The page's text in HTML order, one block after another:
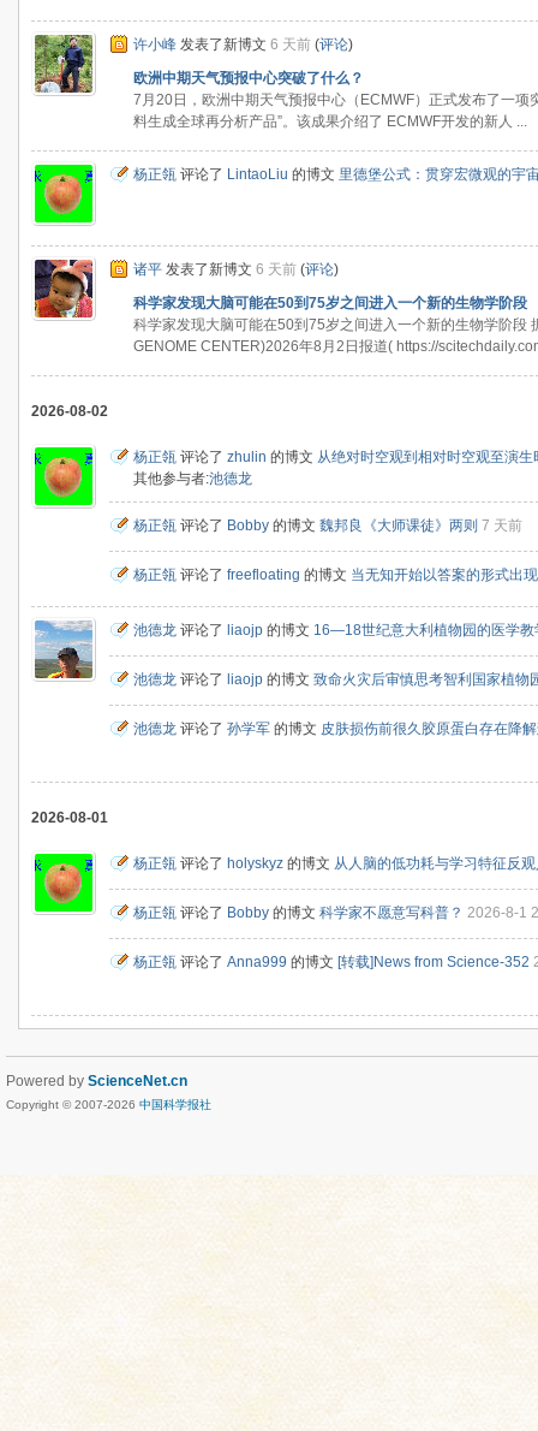
许小峰 发表了新博文 6 天前 (评论)
欧洲中期天气预报中心突破了什么？
7月20日，欧洲中期天气预报中心（ECMWF）正式发布了一
料生成全球再分析产品”。该成果介绍了 ECMWF开发的新人 ...
杨正瓴 评论了 LintaoLiu 的博文 里德堡公式：贯穿宏微观的宇
诸平 发表了新博文 6 天前 (评论)
科学家发现大脑可能在50到75岁之间进入一个新的生物学阶段
科学家发现大脑可能在50到75岁之间进入一个新的生物学阶段
GENOME CENTER)2026年8月2日报道( https://
2026-08-02
杨正瓴 评论了 zhulin 的博文 从绝对时空观到相对时空观至演生
其他参与者:池德龙
杨正瓴 评论了 Bobby 的博文 魏邦良《大师课徒》两则 7 天前
杨正瓴 评论了 freefloating 的博文 当无知开始以答案的形式出
池德龙 评论了 liaojp 的博文 16—18世纪意大利植物园的医学
池德龙 评论了 liaojp 的博文 致命火灾后审慎思考智利国家植物
池德龙 评论了 孙学军 的博文 皮肤损伤前很久胶原蛋白存在降
2026-08-01
杨正瓴 评论了 holyskyz 的博文 从人脑的低功耗与学习特征反
杨正瓴 评论了 Bobby 的博文 科学家不愿意写科普？ 2026-8-1
杨正瓴 评论了 Anna999 的博文 [转载]News from Science-352
Powered by ScienceNet.cn
Copyright © 2007-2026 中国科学报社